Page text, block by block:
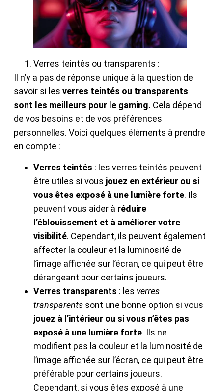
Verres teintés ou transparents :
Il n’y a pas de réponse unique à la question de
savoir si les verres teintés ou transparents
sont les meilleurs pour le gaming. Cela dépend
de vos besoins et de vos préférences
personnelles. Voici quelques éléments à prendre
en compte :
Verres teintés : les verres teintés peuvent
être utiles si vous jouez en extérieur ou si
vous êtes exposé à une lumière forte. Ils
peuvent vous aider à réduire
l’éblouissement et à améliorer votre
visibilité. Cependant, ils peuvent également
affecter la couleur et la luminosité de
l’image affichée sur l’écran, ce qui peut être
dérangeant pour certains joueurs.
Verres transparents : les verres
transparents sont une bonne option si vous
jouez à l’intérieur ou si vous n’êtes pas
exposé à une lumière forte. Ils ne
modifient pas la couleur et la luminosité de
l’image affichée sur l’écran, ce qui peut être
préférable pour certains joueurs.
Cependant, si vous êtes exposé à une